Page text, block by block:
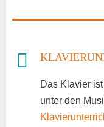
Das Klavier
unter den